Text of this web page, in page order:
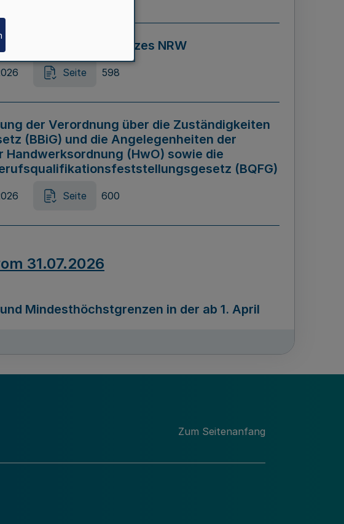
Casinospiel Gesetzes NRW
Seite 598
der Verordnung über die Zuständigkeiten
(BBiG) und die Angelegenheiten der
Handwerksordnung (HwO) sowie die
(BQFG)
Seite 600
31.07.2026
Mindesthöchstgrenzen in der ab 1. April
Förderprogramms „Mittelstand Innovativ &
Zum Seitenanfang